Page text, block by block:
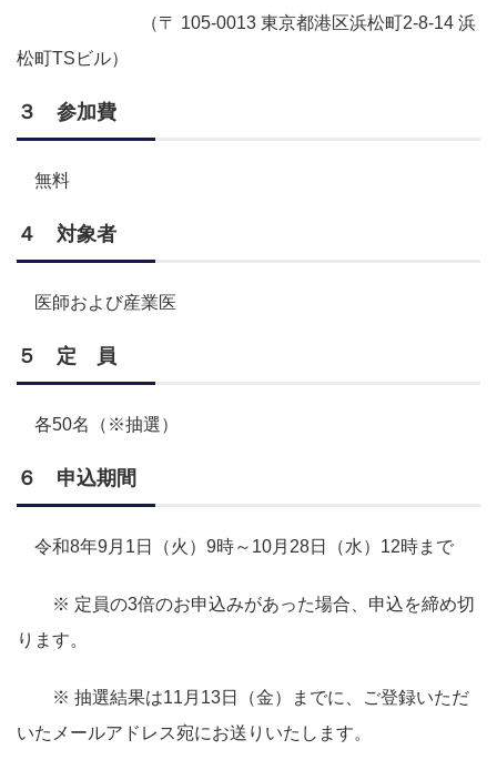
（〒 105-0013 東京都港区浜松町2-8-14 浜
松町TSビル）
３ 参加費
無料
４ 対象者
医師および産業医
５ 定 員
各50名（※抽選）
６ 申込期間
令和8年9月1日（火）9時～10月28日（水）12時まで
※ 定員の3倍のお申込みがあった場合、申込を締め切
ります。
※ 抽選結果は11月13日（金）までに、ご登録いただ
いたメールアドレス宛にお送りいたします。